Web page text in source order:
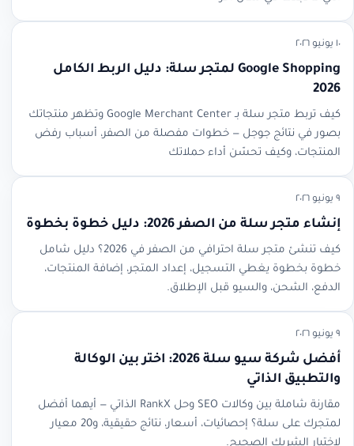
١٠ يونيو ٢٠٢٦
Google Shopping لمتجر سلة: دليل الربط الكامل
2026
كيف تربط متجر سلة بـ Google Merchant Center وتظهر منتجاتك
بصور في نتائج جوجل — خطوات مفصلة من الصفر، أسباب رفض
المنتجات، وكيف تحسّن أداء حملاتك
٩ يونيو ٢٠٢٦
إنشاء متجر سلة من الصفر 2026: دليل خطوة بخطوة
كيف تنشئ متجر سلة احترافي من الصفر في 2026؟ دليل شامل
خطوة بخطوة يغطي التسجيل، إعداد المتجر، إضافة المنتجات،
الدفع، الشحن، والسيو قبل الإطلاق.
٩ يونيو ٢٠٢٦
أفضل شركة سيو سلة 2026: اختر بين الوكالة
والتطبيق الذاتي
مقارنة شاملة بين وكالات SEO وحل RankX الذاتي — أيهما أفضل
لمتجرك على سلة؟ إحصائيات، أسعار، نتائج حقيقية، و20 معيار
لاختيار الشريك الصحيح.